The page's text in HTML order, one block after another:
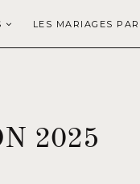
LES MARIAGES
2025